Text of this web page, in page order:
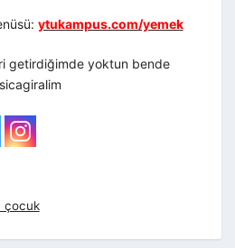
ytukampus.com/yemek
getirdiğimde yoktun bende
çocuk